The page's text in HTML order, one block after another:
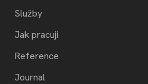
Služby
Jak pracuji
Reference
Journal